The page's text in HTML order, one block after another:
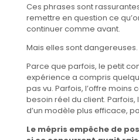
Ces phrases sont
remettre en question ce
continuer comme avant.
Mais elles sont dangereuses.
Parce que parfois, le petit
expérience a compris
pas vu. Parfois, l’offre
besoin réel du client.
d’un modèle plus efficace,
Le mépris empêche de